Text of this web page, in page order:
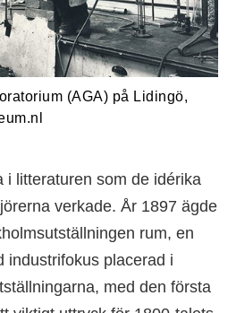
(AGA) på Lidingö,
i litteraturen som de idérika
verkade. År 1897 ägde
rum, en
industrifokus placerad i
med den första